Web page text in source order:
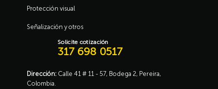
Protección visual
Señalización y otros
Solicite cotización
317 698 0517
Dirección: Calle 41 # 11 - 57, Bodega 2, Pereira,
Colombia.